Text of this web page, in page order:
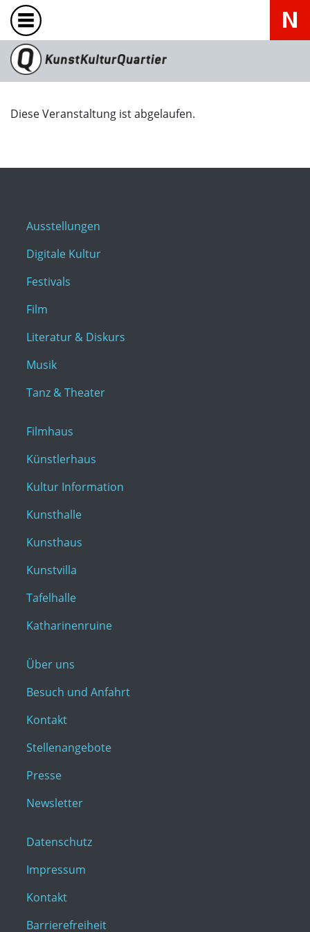
Diese Veranstaltung ist abgelaufen.
Ausstellungen
Digitale Kultur
Festivals
Film
Literatur & Diskurs
Musik
Tanz & Theater
Filmhaus
Künstlerhaus
Kultur Information
Kunsthalle
Kunsthaus
Kunstvilla
Tafelhalle
Katharinenruine
Über uns
Besuch und Anfahrt
Kontakt
Stellenangebote
Presse
Newsletter
Datenschutz
Impressum
Kontakt
Barrierefreiheit